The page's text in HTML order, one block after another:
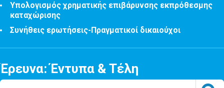
Υπολογισμός χρηματικής επιβάρυνσης εκπρόθεσμης
καταχώρισης
Συνήθεις ερωτήσεις-Πραγματικοί δικαιούχοι
Έρευνα: Έντυπα & Τέλη